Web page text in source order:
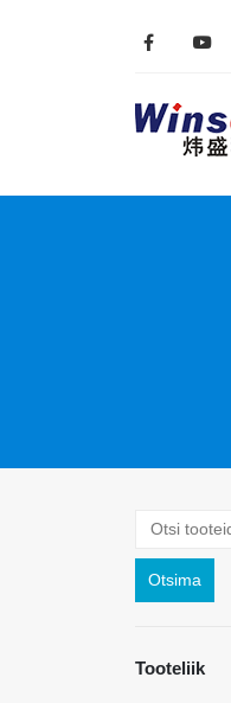
Otsima
Tooteliik